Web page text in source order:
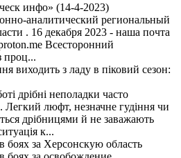
инфо» (14-4-2023)
аналитический региональный
. 16 декабря 2023 - наша почта
Всесторонний
проц...
виходить з ладу в піковий сезон:
дрібні неполадки часто
люфт, незначне гудіння чи
дрібницями й не заважають
к...
за Херсонскую область